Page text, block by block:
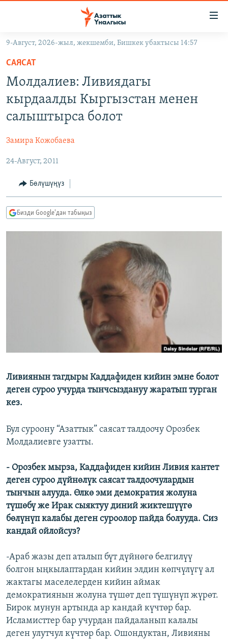
Навигацияга
өтүңүз
Издөөгө
салыңыз
МАДАНИЯТ
ДҮЙНӨ
УКРАИНА
ТВ ПРОГРАММАЛАР
БҮГҮН АЗАТТЫКТА
ЭКСПЕРТТЕР ТАЛДАЙТ
ДАНИСТЕ
ЫҢГАЙСЫЗ СУРООЛОР
ПОДКАСТ
ӨЗГӨЧӨ ПИКИР
Русский
ЭЕ/АРнун бардык сайттары
9-Август, 2026-жыл, жекшемби, Бишкек убактысы 14:57
САЯСАТ
Молдалиев: Ливиядагы
кырдаалды Кыргызстан менен
салыштырса болот
Замира Кожобаева
24-Август, 2011
Бөлүшүңүз
Бизди Google'дан табыңыз
Ливиянын тагдыры Каддафиден кийин эмне болот
деген суроо учурда тынчсыздануу жаратып турган
кез.
Бул суроону “Азаттык” саясат талдоочу Орозбек
Молдалиевге узатты.
- Орозбек мырза, Каддафиден кийин Ливия кантет
деген суроо дүйнөлүк саясат талдоочулардын
тынчын алууда. Өлкө эми демократия жолуна
түшөбү же Ирак сыяктуу диний жиктешүүгө
бөлүнүп калабы деген суроолор пайда болууда. Сиз
кандай ойлойсуз?
-Араб жазы деп аталып бүт дүйнөгө белгилүү
болгон ыңкылаптардан кийин элдин көпчүлүгү ал
жактагы маселелерден кийин аймак
демократиянын жолуна түшөт деп түшүнүп жүрөт.
Бирок мунун артында ар кандай күчтөр бар.
Исламисттер бар учурдан пайдаланып калалы
деген улутчул күчтөр бар. Ошондуктан, Ливияны